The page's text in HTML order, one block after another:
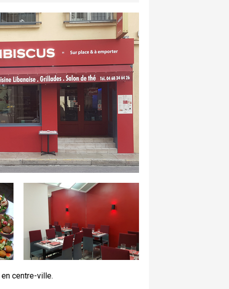
en centre-ville.